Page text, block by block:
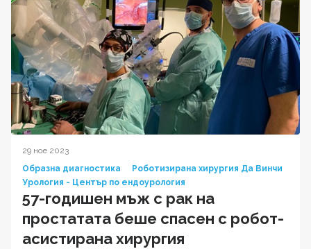
29 ное 2023
Образна диагностика
Роботизирана хирургия Да Винчи
Урология - Център по ендоурология
57-годишен мъж с рак на
простатата беше спасен с робот-
асистирана хирургия